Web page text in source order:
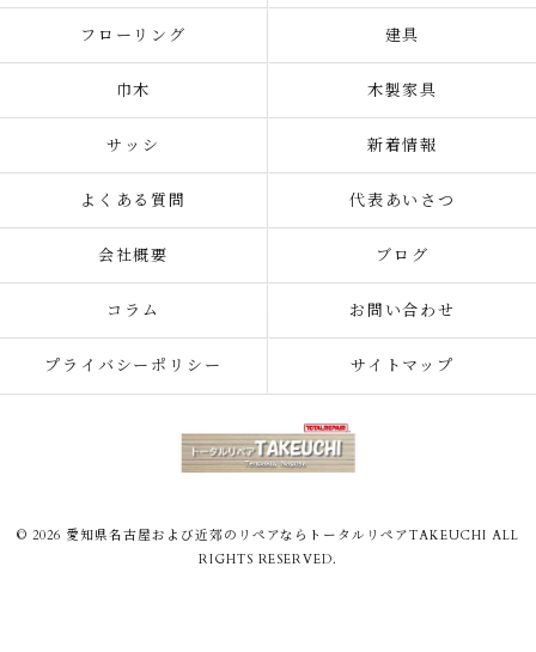
フローリング 建具
巾木 木製家具
サッシ 新着情報
よくある質問 代表あいさつ
会社概要 ブログ
コラム お問い合わせ
プライバシーポリシー サイトマップ
© 2026 愛知県名古屋および近郊のリペアならトータルリペアTAKEUCHI ALL
RIGHTS RESERVED.